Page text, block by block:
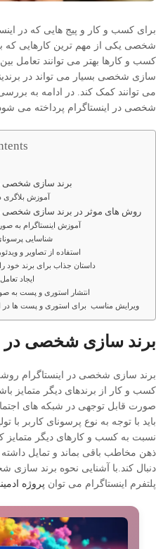
برای کسب و کار و پیج هایی که در
شخصی یکی از مهم ترین کارهایی که
کسب و کارها بهتر می توانند تعامل بین
سازی شخصی بسیار می تواند در
می توانند کمک کند. در ادامه به
شخصی در اینستاگرام پرداخته می
برند سازی شخصی
آموزش بلاگری
روش های موثر در برند سازی شخصی
آموزش اینستاگرام به
شناسایی
استفاده از تصاویر و
داستان جذاب برای برند خود را
ایجاد
انتشار استوری و پست به
ویرایش مناسب برای استوری و پست ها در
برند سازی شخصی در
برند سازی شخصی در اینستاگرام
کسب و کار از برندهای دیگر متمایز
صورت قابل توجهی در شبکه های
باید با توجه به نوع پرسونای کاربر
نسبت به کسب و کارهای دیگر متمایز
ذهن مخاطب باقی بماند و تمایل
دنبال کند.با آشنایی نحوه برند
پلتفرم اینستاگرام می توان پروژه